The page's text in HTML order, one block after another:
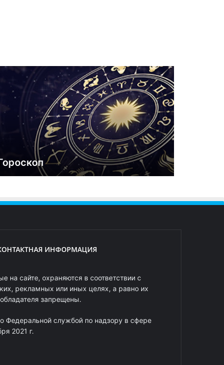
ИНФОРМАЦИЯ
на сайте, охраняются в соответствии с
рекламных или иных целях, а равно их
запрещены.
Федеральной службой по надзору в сфере
2021 г.